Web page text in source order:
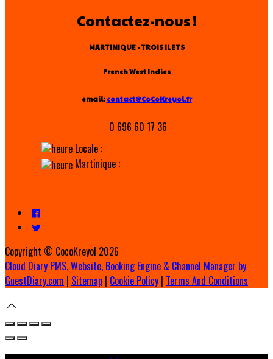
Contactez-nous !
MARTINIQUE - TROIS ILETS
French West Indies
email: contact@CoCoKreyol.fr
0 696 60 17 36
Locale :
Martinique :
Copyright © CocoKreyol 2026
Cloud Diary PMS, Website, Booking Engine & Channel Manager by
GuestDiary.com | Sitemap | Cookie Policy | Terms And Conditions